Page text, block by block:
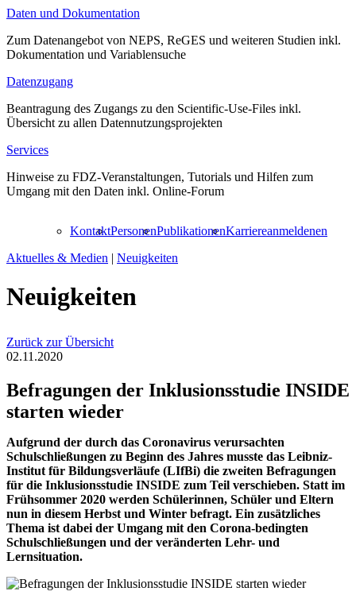
Daten und Dokumentation
Zum Datenangebot von NEPS, ReGES und weiteren Studien inkl.
Dokumentation und Variablensuche
Datenzugang
Beantragung des Zugangs zu den Scientific-Use-Files inkl.
Übersicht zu allen Datennutzungsprojekten
Services
Hinweise zu FDZ-Veranstaltungen, Tutorials und Hilfen zum
Umgang mit den Daten inkl. Online-Forum
KontaktPersonenPublikationenKarriereanmeldenen
Aktuelles & Medien | Neuigkeiten
Neuigkeiten
Zurück zur Übersicht
02.11.2020
Befragungen der Inklusionsstudie INSIDE
starten wieder
Aufgrund der durch das Coronavirus verursachten
Schulschließungen zu Beginn des Jahres musste das Leibniz-
Institut für Bildungsverläufe (LIfBi) die zweiten Befragungen
für die Inklusionsstudie INSIDE zum Teil verschieben. Statt im
Frühsommer 2020 werden Schülerinnen, Schüler und Eltern
nun in diesem Herbst und Winter befragt. Ein zusätzliches
Thema ist dabei der Umgang mit den Corona-bedingten
Schulschließungen und der veränderten Lehr- und
Lernsituation.